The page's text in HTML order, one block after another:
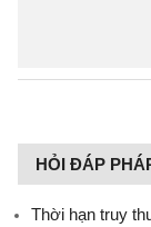
HỎI ĐÁP
Thời hạn truy